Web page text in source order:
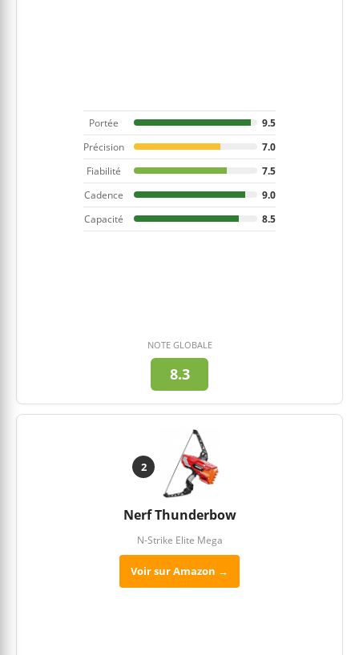
Portée
9.5
Précision
7.0
Fiabilité
7.5
Cadence
9.0
Capacité
8.5
NOTE GLOBALE
8.3
2
Nerf Thunderbow
N-Strike Elite Mega
Voir sur Amazon →